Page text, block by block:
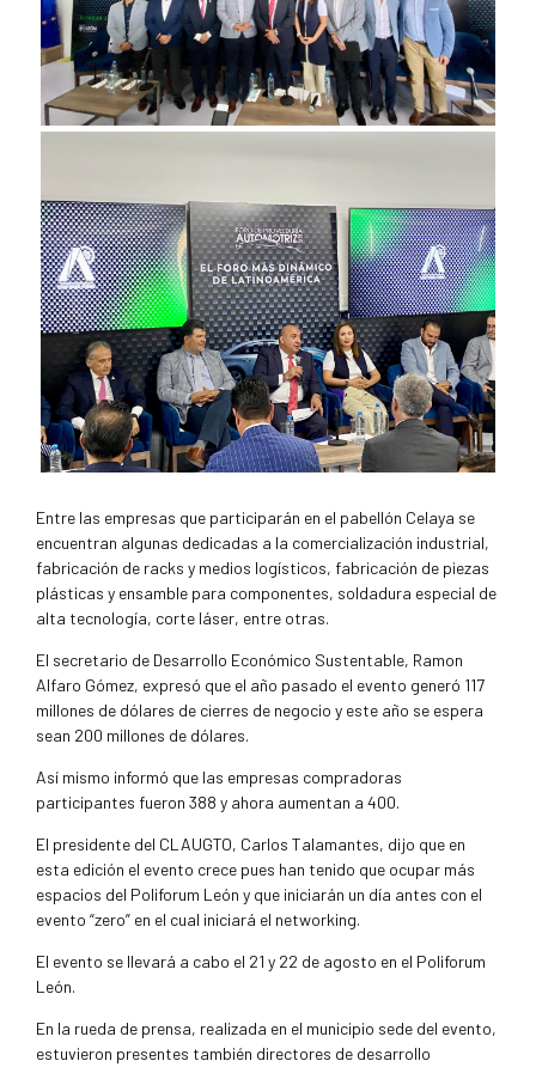
Entre las empresas que participarán en el pabellón Celaya se
encuentran algunas dedicadas a la comercialización industrial,
fabricación de racks y medios logísticos, fabricación de piezas
plásticas y ensamble para componentes, soldadura especial de
alta tecnología, corte láser, entre otras.
El secretario de Desarrollo Económico Sustentable, Ramon
Alfaro Gómez, expresó que el año pasado el evento generó 117
millones de dólares de cierres de negocio y este año se espera
sean 200 millones de dólares.
Así mismo informó que las empresas compradoras
participantes fueron 388 y ahora aumentan a 400.
El presidente del CLAUGTO, Carlos Talamantes, dijo que en
esta edición el evento crece pues han tenido que ocupar más
espacios del Poliforum León y que iniciarán un día antes con el
evento “zero” en el cual iniciará el networking.
El evento se llevará a cabo el 21 y 22 de agosto en el Poliforum
León.
En la rueda de prensa, realizada en el municipio sede del evento,
estuvieron presentes también directores de desarrollo